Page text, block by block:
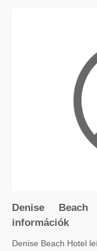
Denise
információk
Denise Beach Hotel